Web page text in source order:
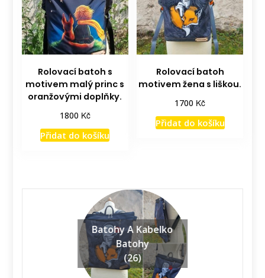
Rolovací batoh s
motivem malý princ s
oranžovými doplňky.
1800 Kč
Přidat do košíku
Rolovací batoh
motivem žena s liškou.
1700 Kč
Přidat do košíku
Batohy A Kabelko
Batohy
(26)